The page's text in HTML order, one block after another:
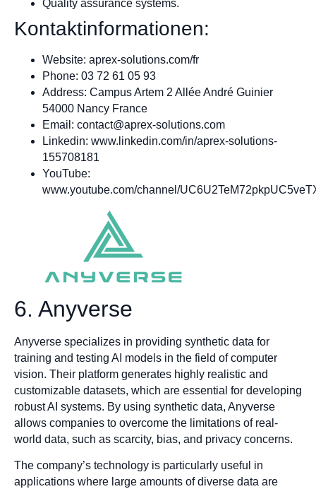
Quality assurance systems.
Kontaktinformationen:
Website: aprex-solutions.com/fr
Phone: 03 72 61 05 93
Address: Campus Artem 2 Allée André Guinier
54000 Nancy France
Email: contact@aprex-solutions.com
Linkedin: www.linkedin.com/in/aprex-solutions-
155708181
YouTube:
www.youtube.com/channel/
6. Anyverse
Anyverse specializes in providing synthetic data for
training and testing AI models in the field of computer
vision. Their platform generates highly realistic and
customizable datasets, which are essential for developing
robust AI systems. By using synthetic data, Anyverse
allows companies to overcome the limitations of real-
world data, such as scarcity, bias, and privacy concerns.
The company’s technology is particularly useful in
applications where large amounts of diverse data are